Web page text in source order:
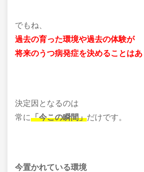
でもね、
過去の育った環境や過去の体験が
将来のうつ病発症を決めることはあ
決定因となるのは
常に「今この瞬間」だけです。
今置かれている環境